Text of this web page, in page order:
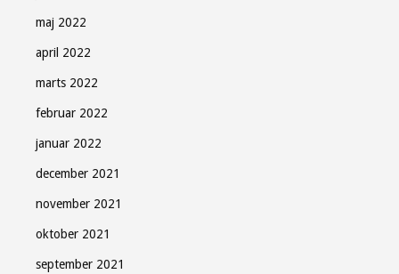
maj 2022
april 2022
marts 2022
februar 2022
januar 2022
december 2021
november 2021
oktober 2021
september 2021